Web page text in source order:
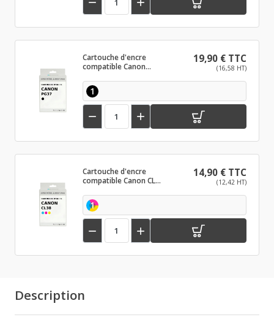
 
Cartouche d'encre
compatible Canon
19,90 € TTC
(16,58 HT)
1
 
Cartouche d'encre
compatible Canon CL38
14,90 € TTC
(12,42 HT)
1
 
Description